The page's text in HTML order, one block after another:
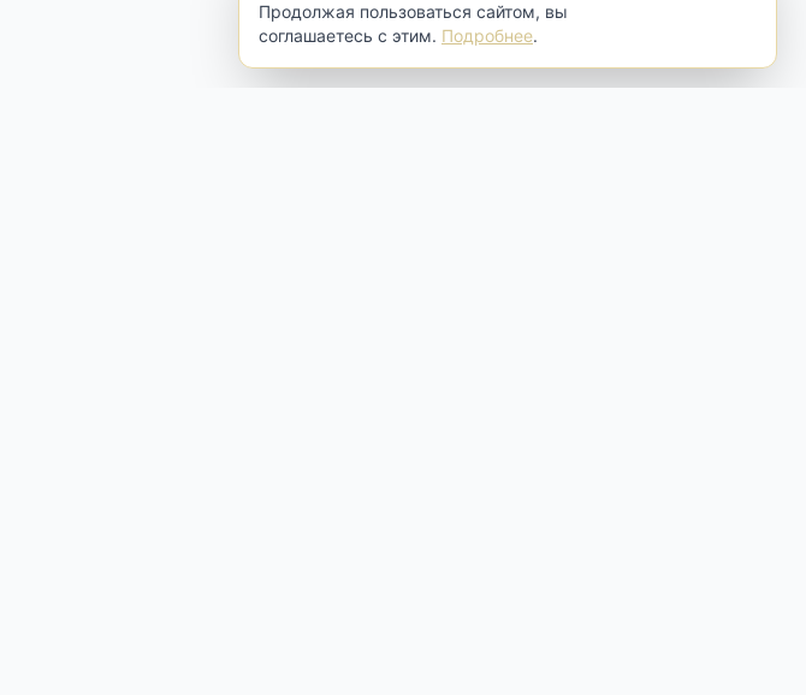
Продолжая пользоваться сайтом, вы
соглашаетесь с этим. Подробнее.